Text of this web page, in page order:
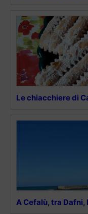
Le chiacchiere di
A Cefalù, tra